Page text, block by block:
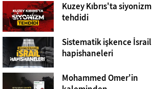
Kuzey Kıbrıs'ta siyonizm
tehdidi
Sistematik işkence İsrail
hapishaneleri
Mohammed Omer'in